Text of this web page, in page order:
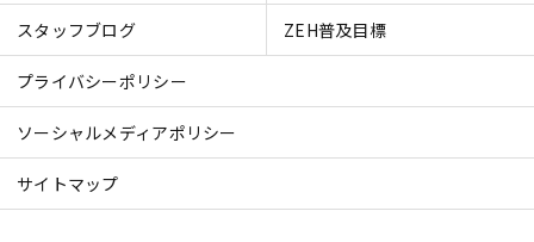
スタッフブログ ZEH普及目標
プライバシーポリシー
ソーシャルメディアポリシー
サイトマップ